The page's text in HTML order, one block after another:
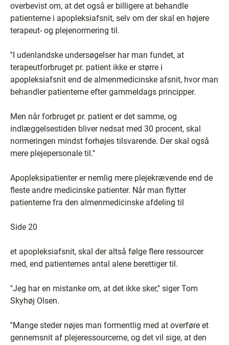
overbevist om, at det også er billigere at behandle
patienterne i apopleksiafsnit, selv om der skal en højere
terapeut- og plejenormering til.
''I udenlandske undersøgelser har man fundet, at
terapeutforbruget pr. patient ikke er større i
apopleksiafsnit end de almenmedicinske afsnit, hvor man
behandler patienterne efter gammeldags principper.
Men når forbruget pr. patient er det samme, og
indlæggelsestiden bliver nedsat med 30 procent, skal
normeringen mindst forhøjes tilsvarende. Der skal også
mere plejepersonale til.''
Apopleksipatienter er nemlig mere plejekrævende end de
fleste andre medicinske patienter. Når man flytter
patienterne fra den almenmedicinske afdeling til
Side 20
et apopleksiafsnit, skal der altså følge flere ressourcer
med, end patienternes antal alene berettiger til.
''Jeg har en mistanke om, at det ikke sker,'' siger Tom
Skyhøj Olsen.
''Mange steder nøjes man formentlig med at overføre et
gennemsnit af plejeressourcerne, og det vil sige, at den